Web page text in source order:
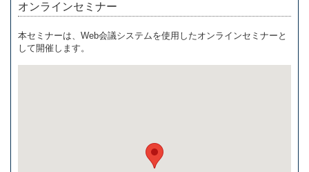
オンラインセミナー
本セミナーは、Web会議システムを使用したオンラインセミナーと
して開催します。